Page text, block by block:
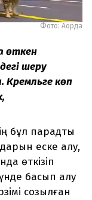
Фото: Ақорда
өткен
шеру
Кремльге көп
бұл парадты
еске алу,
өткізіп
басып алу
созылған